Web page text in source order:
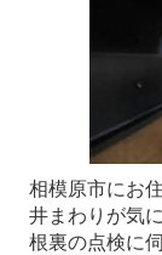
相模原市にお
井まわりが気
根裏の点検に